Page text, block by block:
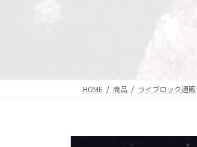
HOME 商品 ライブロック通販